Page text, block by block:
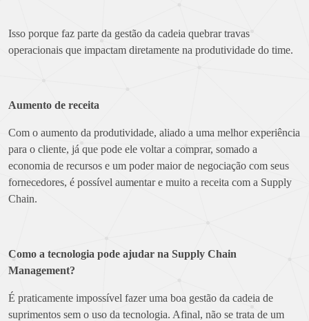
Isso porque faz parte da gestão da cadeia quebrar travas
operacionais que impactam diretamente na produtividade do time.
Aumento de receita
Com o aumento da produtividade, aliado a uma melhor experiência
para o cliente, já que pode ele voltar a comprar, somado a
economia de recursos e um poder maior de negociação com seus
fornecedores, é possível aumentar e muito a receita com a Supply
Chain.
Como a tecnologia pode ajudar na Supply Chain
Management?
É praticamente impossível fazer uma boa gestão da cadeia de
suprimentos sem o uso da tecnologia. Afinal, não se trata de um